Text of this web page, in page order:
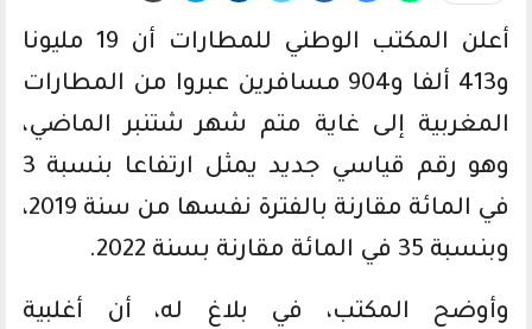
أعلن المكتب الوطني للمطارات أن 19 مليونا
و413 ألفا و904 مسافرين عبروا من المطارات
المغربية إلى غاية متم شهر شتنبر الماضي،
وهو رقم قياسي جديد يمثل ارتفاعا بنسبة 3
في المائة مقارنة بالفترة نفسها من سنة 2019،
وبنسبة 35 في المائة مقارنة بسنة 2022.
وأوضح المكتب، في بلاغ له، أن أغلبية